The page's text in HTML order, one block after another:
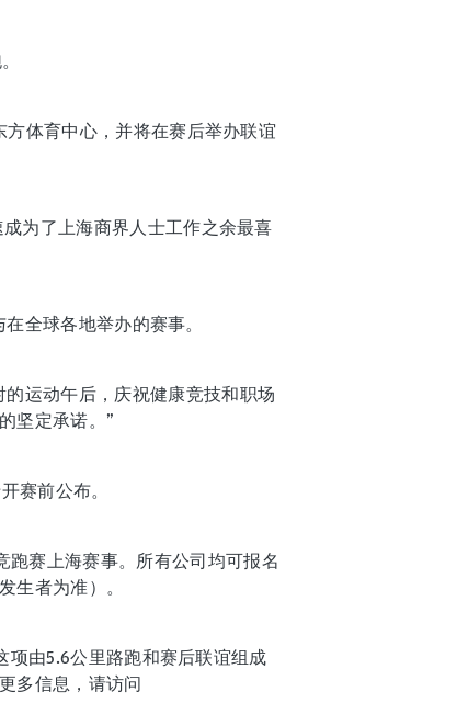
体育中心，并将在赛后举办联谊
为了上海商界人士工作之余最喜
全球各地举办的赛事。
运动午后，庆祝健康竞技和职场
坚定承诺。”
赛前公布。
跑赛上海赛事。所有公司均可报名
生者为准）。
项由5.6公里路跑和赛后联谊组成
多信息，请访问